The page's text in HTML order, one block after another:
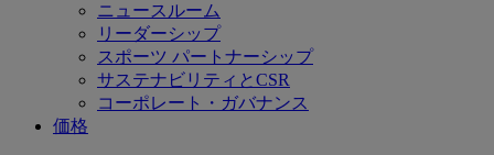
ニュースルーム
リーダーシップ
スポーツ パートナーシップ
サステナビリティとCSR
コーポレート・ガバナンス
価格